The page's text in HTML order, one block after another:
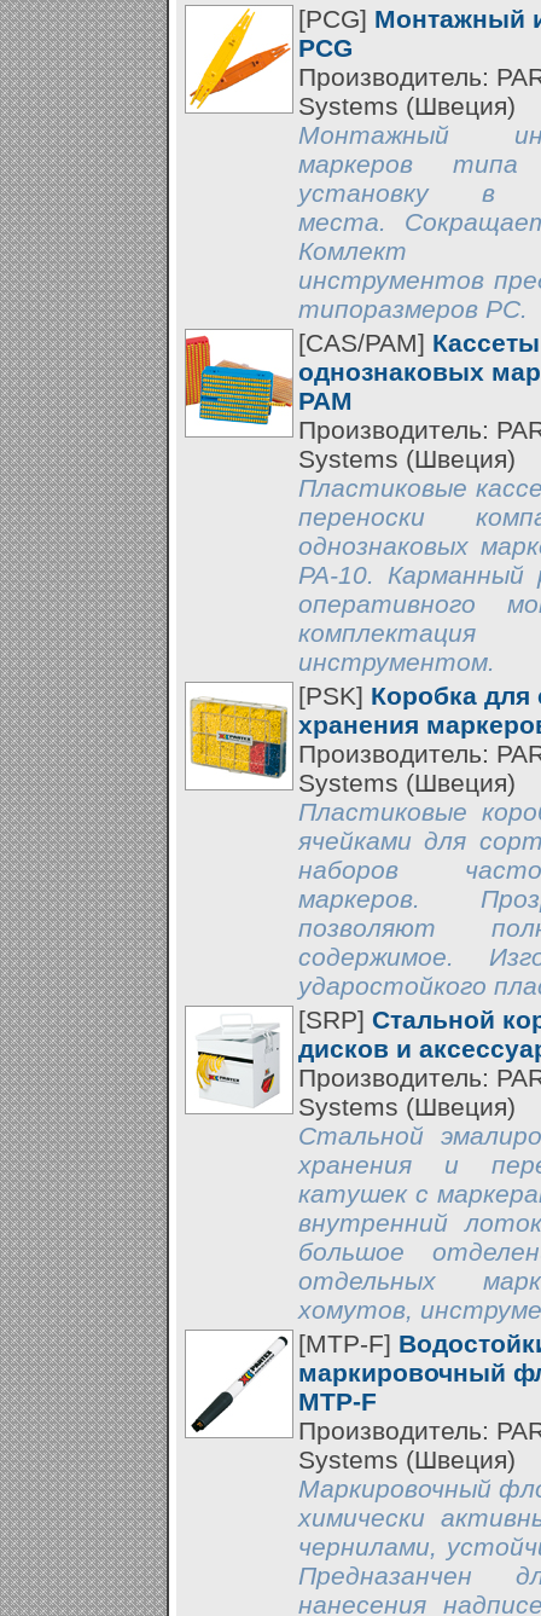
[PCG] Монтажный
PCG
Производитель:
Systems (Швеция)
Монтажный
маркеров
установку в
места.
инструментов
типоразмеров PC.
[CAS/PAM]
однознаковых
PAM
Производитель:
Systems (Швеция)
Пластиковые
переноски
однознаковых
PA-10. Карманный
оперативного
инструментом.
[PSK] Коробка для
хранения
Производитель:
Systems (Швеция)
Пластиковые
ячейками для
наборов
маркеров.
позволяют
содержимое.
ударостойкого
[SRP] Стальной
дисков и
Производитель:
Systems (Швеция)
Стальной
хранения и
катушек с
внутренний
большое
отдельных
хомутов,
[MTP-F]
маркировочный
MTP-F
Производитель:
Systems (Швеция)
Маркировочный
химически
чернилами,
Предназанчен
нанесения